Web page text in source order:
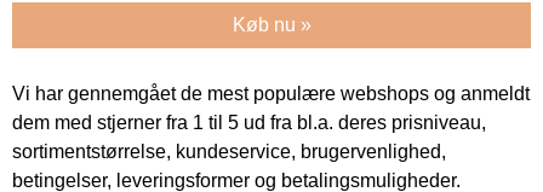
Køb nu »
Vi har gennemgået de mest populære webshops og anmeldt
dem med stjerner fra 1 til 5 ud fra bl.a. deres prisniveau,
sortimentstørrelse, kundeservice, brugervenlighed,
betingelser, leveringsformer og betalingsmuligheder.